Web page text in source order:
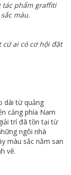
tác phẩm graffiti
màu.
ai có cơ hội đặt
dài từ quảng
cảng phía Nam
trí đã tồn tại từ
ngôi nhà
màu sắc nằm san
vẽ.